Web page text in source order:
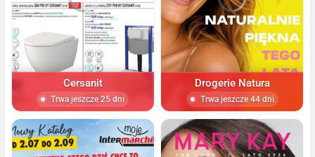
Cersanit
Trwa jeszcze 25 dni
Drogerie Natura
Trwa jeszcze 44 dni